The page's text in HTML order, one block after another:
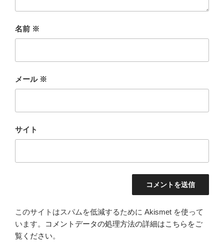
名前 ※
メール ※
サイト
このサイトはスパムを低減するために Akismet を使って
います。
コメントデータの処理方法の詳細はこちらをご
覧ください。